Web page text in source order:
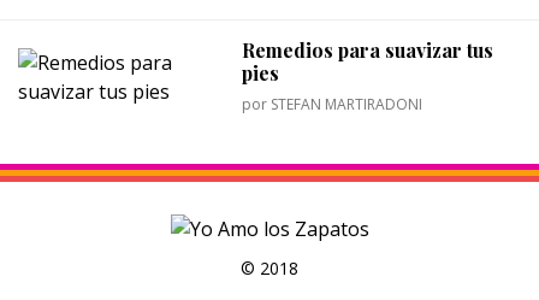
Remedios para suavizar tus
pies
por STEFAN MARTIRADONI
© 2018